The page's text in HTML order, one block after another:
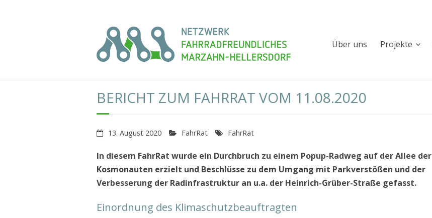
Über uns Projekte
BERICHT ZUM FAHRRAT VOM 11.08.2020
13. August 2020 FahrRat FahrRat
In diesem FahrRat wurde ein Durchbruch zu einem Popup-Radweg auf der Allee der
Kosmonauten erzielt und Beschlüsse zu dem Umgang mit Parkverstößen und der
Verbesserung der Radinfrastruktur an u.a. der Heinrich-Grüber-Straße gefasst.
Einordnung des Klimaschutzbeauftragten